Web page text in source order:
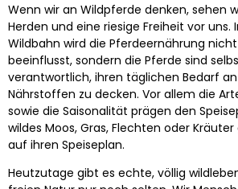
Wenn wir an Wildpferde denken, sehen
Herden und eine riesige Freiheit vor uns.
Wildbahn wird die Pferdeernährung
beeinflusst, sondern die Pferde sind
verantwortlich, ihren täglichen Bedarf
Nährstoffen zu decken. Vor allem die
sowie die Saisonalität prägen den
wildes Moos, Gras, Flechten oder
auf ihren Speiseplan.
Heutzutage gibt es echte, völlig